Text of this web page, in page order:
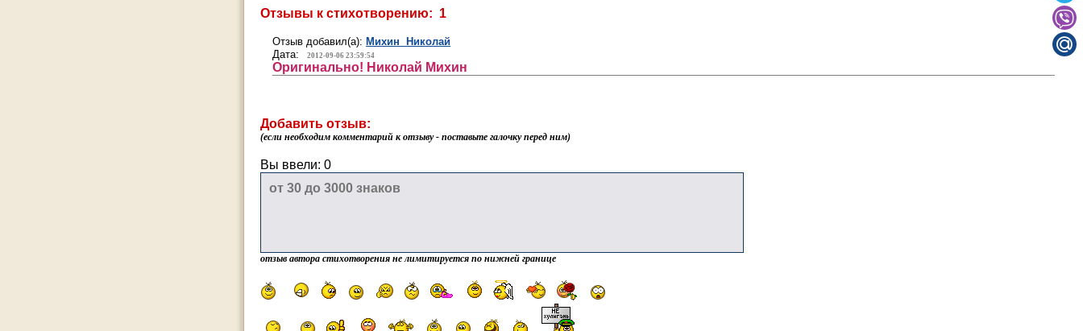
Отзывы к стихотворению: 1
Отзыв добавил(а): Михин Николай
Дата:
2012-09-06 23:59:54
Оригинально! Николай Михин
Добавить отзыв:
(если необходим комментарий к отзыву - поставьте галочку перед ним)
Вы ввели: 0
отзыв автора стихотворения не лимитируется по нижней границе